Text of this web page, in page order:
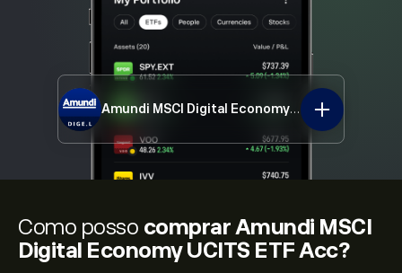
Amundi MSCI Digital Economy UCITS ETF Acc
Como posso comprar Amundi MSCI
Digital Economy UCITS ETF Acc?